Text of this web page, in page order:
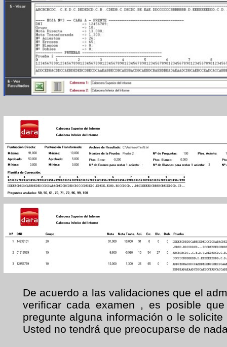
De acuerdo a las validaciones que el
verificar cada examen , es posible
pregunte alguna información o le
Usted no tendrá que preocuparse de